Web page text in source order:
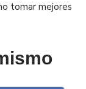
tomar mejores